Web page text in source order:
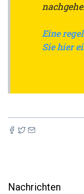
Eine
Sie hier
Nachrichten